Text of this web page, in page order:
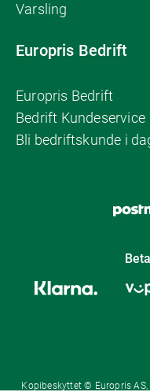
Varsling
Europris Bedrift
Europris Bedrift
Bedrift Kundeservice
Bli bedriftskunde i
Kopibeskyttet © Europris AS,